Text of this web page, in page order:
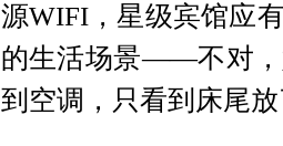
源WIFI，星级宾馆应
的生活场景——不对
到空调，只看到床尾